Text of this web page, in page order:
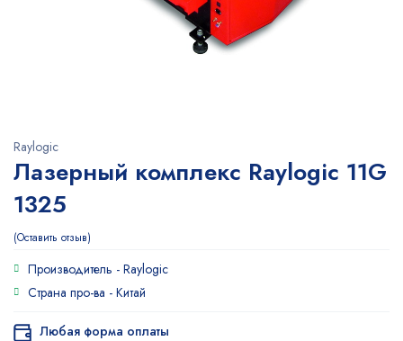
Raylogic
Лазерный комплекс Raylogic 11G
1325
Оставить отзыв
Производитель - Raylogic
Страна про-ва - Китай
Любая форма оплаты